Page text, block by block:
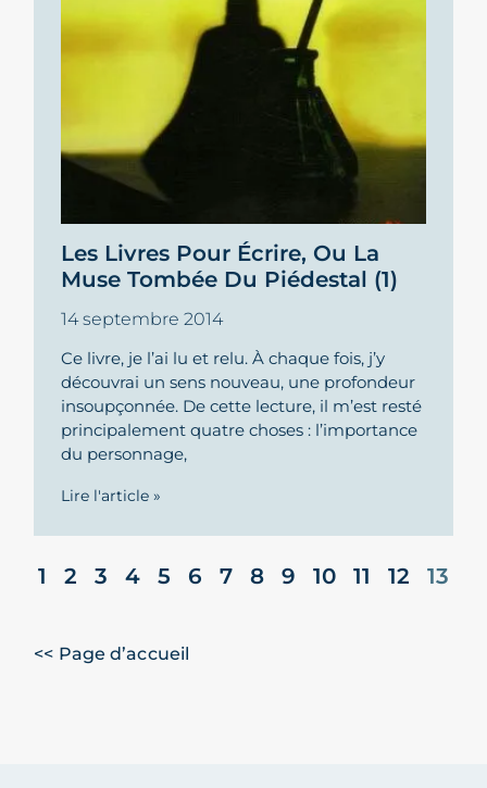
Les Livres Pour Écrire, Ou La
Muse Tombée Du Piédestal (1)
14 septembre 2014
Ce livre, je l’ai lu et relu. À chaque fois, j’y
découvrai un sens nouveau, une profondeur
insoupçonnée. De cette lecture, il m’est resté
principalement quatre choses : l’importance
du personnage,
Lire l'article »
1 2 3 4 5 6 7 8 9 10 11 12 13
<< Page d’accueil